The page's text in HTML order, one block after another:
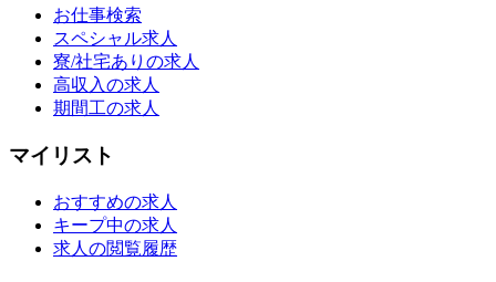
お仕事検索
スペシャル求人
寮/社宅ありの求人
高収入の求人
期間工の求人
マイリスト
おすすめの求人
キープ中の求人
求人の閲覧履歴